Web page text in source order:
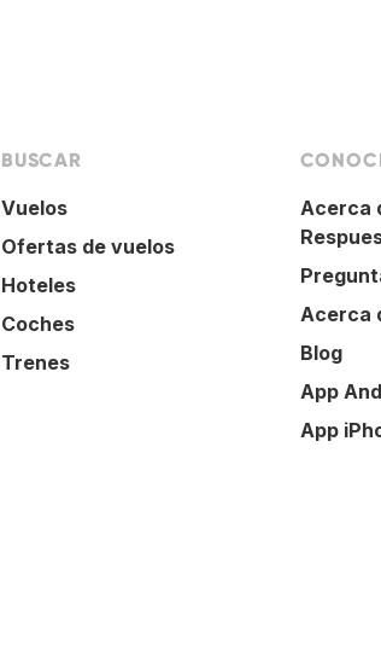
BUSCAR
Vuelos
Ofertas de vuelos
Hoteles
Coches
Trenes
Acerca
Acerca
Blog
App
App